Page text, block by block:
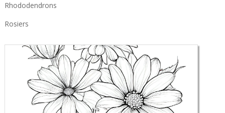
Rhododendrons
Rosiers